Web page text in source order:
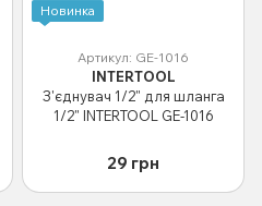
Новинка
Артикул: GE-1016
INTERTOOL
З'єднувач 1/2" для шланга
1/2" INTERTOOL GE-1016
29 грн